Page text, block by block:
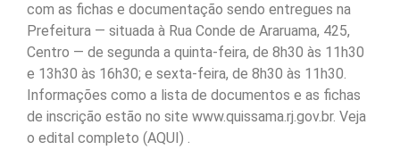
com as fichas e documentação sendo entregues na
Prefeitura — situada à Rua Conde de Araruama, 425,
Centro — de segunda a quinta-feira, de 8h30 às 11h30
e 13h30 às 16h30; e sexta-feira, de 8h30 às 11h30.
Informações como a lista de documentos e as fichas
de inscrição estão no site www.quissama.rj.gov.br. Veja
o edital completo (AQUI) .